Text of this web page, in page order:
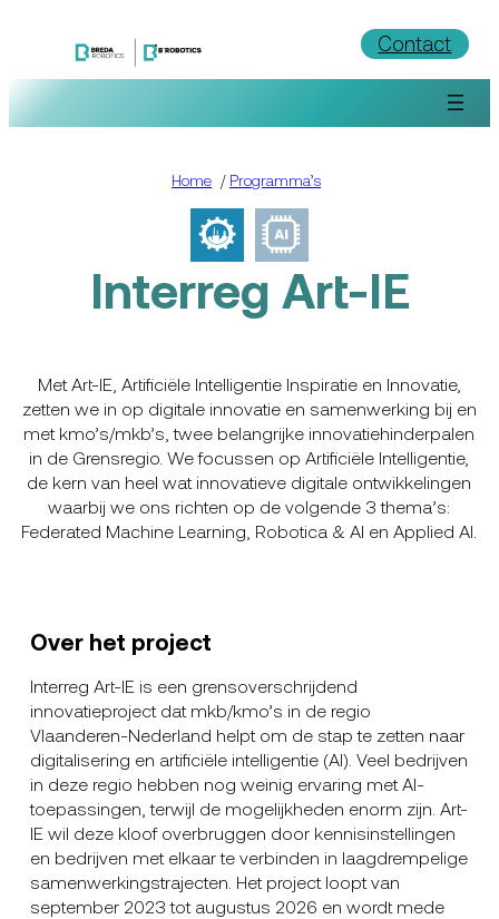
Contact
Home / Programma’s
Interreg Art-IE
Met Art-IE, Artificiële Intelligentie Inspiratie en Innovatie,
zetten we in op digitale innovatie en samenwerking bij en
met kmo’s/mkb’s, twee belangrijke innovatiehinderpalen
in de Grensregio. We focussen op Artificiële Intelligentie,
de kern van heel wat innovatieve digitale ontwikkelingen
waarbij we ons richten op de volgende 3 thema’s:
Federated Machine Learning, Robotica & AI en Applied AI.
Over het project
Interreg Art-IE is een grensoverschrijdend
innovatieproject dat mkb/kmo’s in de regio
Vlaanderen-Nederland helpt om de stap te zetten naar
digitalisering en artificiële intelligentie (AI). Veel bedrijven
in deze regio hebben nog weinig ervaring met AI-
toepassingen, terwijl de mogelijkheden enorm zijn. Art-
IE wil deze kloof overbruggen door kennisinstellingen
en bedrijven met elkaar te verbinden in laagdrempelige
samenwerkingstrajecten. Het project loopt van
september 2023 tot augustus 2026 en wordt mede